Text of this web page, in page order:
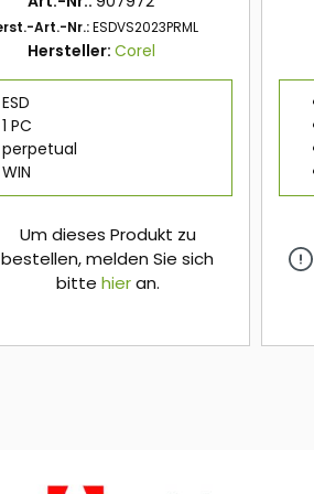
Art.-Nr.:ESDVS2023PRML
Hersteller: Corel
ESD
1 PC
perpetual
WIN
Um dieses Produkt zu
bestellen, melden Sie sich
bitte hieran.